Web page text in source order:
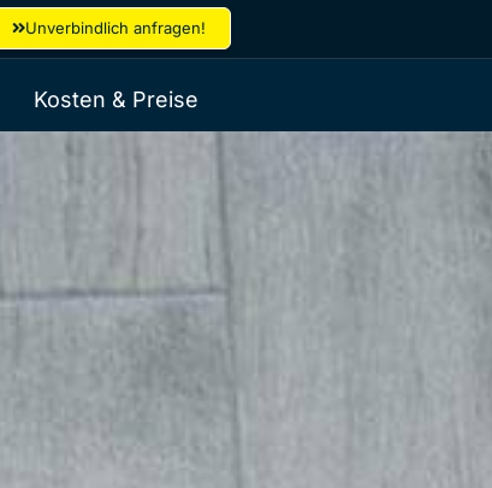
Unverbindlich anfragen!
Kosten & Preise